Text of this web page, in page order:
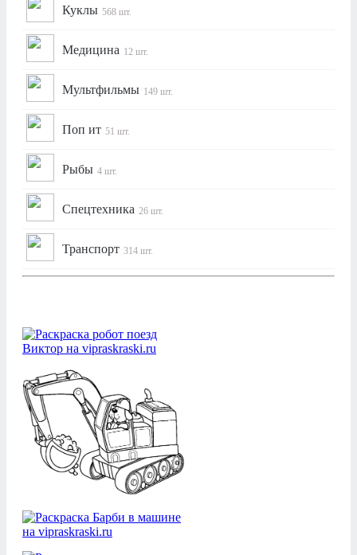
Куклы 568 шт.
Медицина 12 шт.
Мультфильмы 149 шт.
Поп ит 51 шт.
Рыбы 4 шт.
Спецтехника 26 шт.
Транспорт 314 шт.